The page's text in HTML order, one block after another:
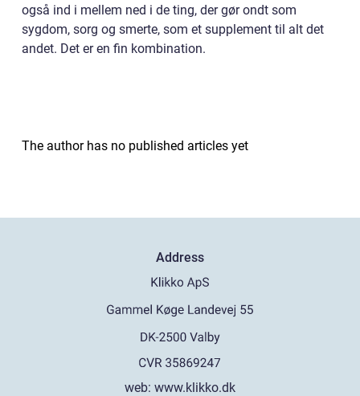
også ind i mellem ned i de ting, der gør ondt som
sygdom, sorg og smerte, som et supplement til alt det
andet. Det er en fin kombination.
The author has no published articles yet
Address
web: www.klikko.dk